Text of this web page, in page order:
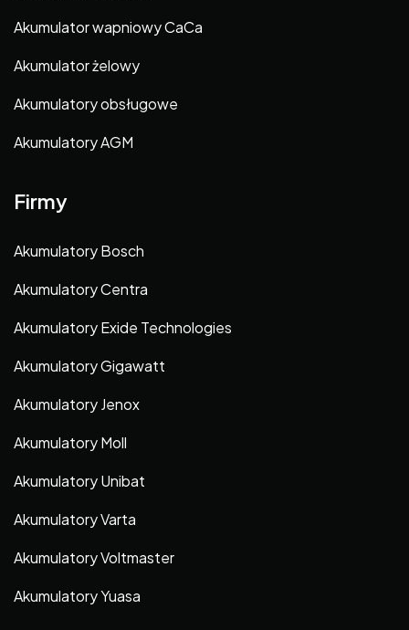
Akumulator wapniowy CaCa
Akumulator żelowy
Akumulatory obsługowe
Akumulatory AGM
Firmy
Akumulatory Bosch
Akumulatory Centra
Akumulatory Exide Technologies
Akumulatory Gigawatt
Akumulatory Jenox
Akumulatory Moll
Akumulatory Unibat
Akumulatory Varta
Akumulatory Voltmaster
Akumulatory Yuasa